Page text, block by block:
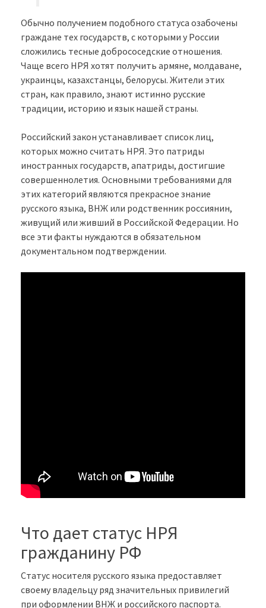
Обычно получением подобного статуса озабочены
граждане тех государств, с которыми у России
сложились тесные добрососедские отношения.
Чаще всего НРЯ хотят получить армяне, молдаване,
украинцы, казахстанцы, белорусы. Жители этих
стран, как правило, знают истинно русские
традиции, историю и язык нашей страны.
Российский закон устанавливает список лиц,
которых можно считать НРЯ. Это патриды
иностранных государств, апатриды, достигшие
совершеннолетия. Основными требованиями для
этих категорий являются прекрасное знание
русского языка, ВНЖ или родственник россиянин,
живущий или живший в Российской Федерации. Но
все эти факты нуждаются в обязательном
документальном подтверждении.
Что дает статус НРЯ
гражданину РФ
Статус носителя русского языка предоставляет
своему владельцу ряд значительных привилегий
при оформлении ВНЖ и российского паспорта.